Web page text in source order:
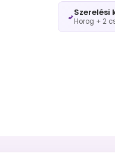
Szerelési
Horog + 2